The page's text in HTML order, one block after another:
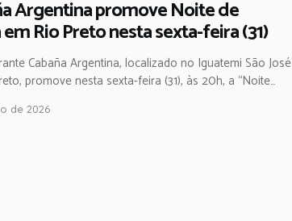
Argentina promove Noite de
em Rio Preto nesta sexta-feira (31)
Cabaña Argentina, localizado no Iguatemi São José
promove nesta sexta-feira (31), às 20h, a “Noite…
de 2026